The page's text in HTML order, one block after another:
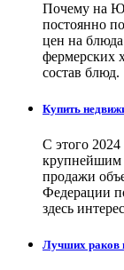
Почему на
постоянно
цен на
фермерских
состав блюд.
Купить
С этого
крупнейшим
продажи
Федерации
здесь
Лучших раков